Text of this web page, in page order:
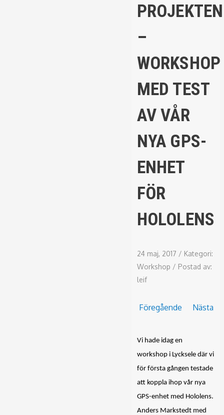
PROJEKTEN
–
WORKSHOP
MED TEST
AV VÅR
NYA GPS-
ENHET
FÖR
HOLOLENS
24 maj, 2017 / Kategori:
Workshop / Postad av:
leif
Föregående Nästa
Vi hade idag en
workshop i Lycksele där vi
för första gången testade
att koppla ihop vår nya
GPS-enhet med Hololens.
Anders Markstedt med